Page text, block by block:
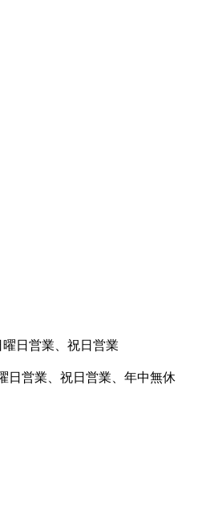
日営業、祝日営業
日営業、祝日営業、年中無休